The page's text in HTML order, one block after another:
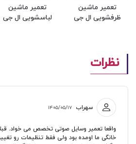
تعمیر ماشین
ظرفشویی ال جی
تعمیر ماشین
لباسشویی ال جی
نظرات
سهراب ۱۴۰۵/۰۵/۱۷
واقعا تعمیر وسایل صوتی تخصص می‌ خواد.
خانگی ما اومده بود ولی فقط تنظیمات رو